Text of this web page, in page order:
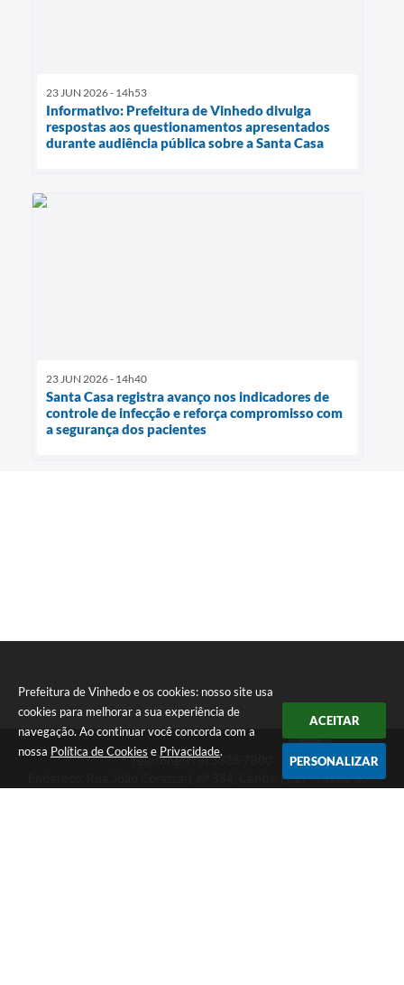
Prefeitura de Vinhedo e os cookies: nosso site usa
cookies para melhorar a sua experiência de
navegação. Ao continuar você concorda com a
nossa Política de Cookies e Privacidade.
ACEITAR
PERSONALIZAR
23 JUN 2026 - 14h53
Informativo: Prefeitura de Vinhedo divulga
respostas aos questionamentos apresentados
durante audiência pública sobre a Santa Casa
23 JUN 2026 - 14h40
Santa Casa registra avanço nos indicadores de
controle de infecção e reforça compromisso com
a segurança dos pacientes
Telefone: (19) 3826-7800
Endereço: Rua João Corazzari, nº 394, Centro | CEP: 13280-091